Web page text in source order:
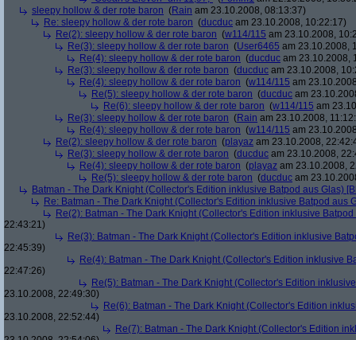
sleepy hollow & der rote baron (Rain am 23.10.2008, 08:13:37)
Re: sleepy hollow & der rote baron (ducduc am 23.10.2008, 10:22:17)
Re(2): sleepy hollow & der rote baron (w114/115 am 23.10.2008,
Re(3): sleepy hollow & der rote baron (User6465 am 23.10.2008,
Re(4): sleepy hollow & der rote baron (ducduc am 23.10.2008,
Re(3): sleepy hollow & der rote baron (ducduc am 23.10.2008,
Re(4): sleepy hollow & der rote baron (w114/115 am
Re(5): sleepy hollow & der rote baron (ducduc am
Re(6): sleepy hollow & der rote baron (w114/115 am
Re(3): sleepy hollow & der rote baron (Rain am 23.10.2008,
Re(4): sleepy hollow & der rote baron (w114/115 am
Re(2): sleepy hollow & der rote baron (playaz am 23.10.2008,
Re(3): sleepy hollow & der rote baron (ducduc am 23.10.2008,
Re(4): sleepy hollow & der rote baron (playaz am 23.10.2008,
Re(5): sleepy hollow & der rote baron (ducduc am
Batman - The Dark Knight (Collector's Edition inklusive Batpod aus Glas)
Re: Batman - The Dark Knight (Collector's Edition inklusive Batpod aus
Re(2): Batman - The Dark Knight (Collector's Edition inklusive
22:43:21)
Re(3): Batman - The Dark Knight (Collector's Edition inklusive
22:45:39)
Re(4): Batman - The Dark Knight (Collector's Edition inklusive
22:47:26)
Re(5): Batman - The Dark Knight (Collector's Edition
23.10.2008, 22:49:30)
Re(6): Batman - The Dark Knight (Collector's Edition
23.10.2008, 22:52:44)
Re(7): Batman - The Dark Knight (Collector's Edition